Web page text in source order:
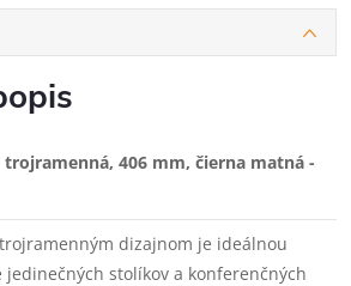
trojramenná, 406 mm, čierna matná -
dizajnom je ideálnou
stolíkov a konferenčných